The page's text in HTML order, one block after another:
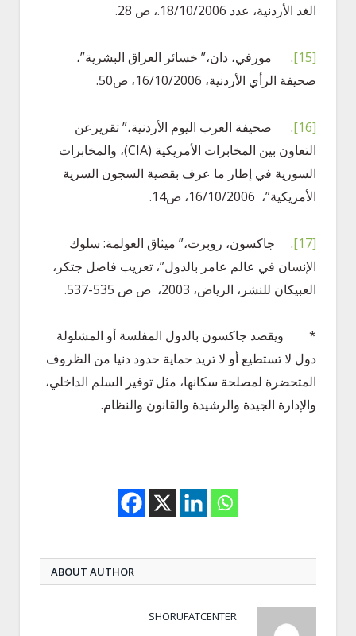
الغد الأردنية، عدد 18/10/2006.، ص 28.
[15]
. مورفي، دان،” خسائر العراق البشرية”،
صحيفة الرأي الأردنية، 16/10/2006، ص50.
[16]
. صحيفة العرب اليوم الأردنية،” تقريرعن
التعاون بين المخابرات الأمريكية (CIA)، والمخابرات
السورية في إطار ما عرف بقضية السجون السرية
الأمريكية”، 16/10/2006، ص14.
[17]
. جاكسون، روبرت،” ميثاق العولمة: سلوك
الإنسان في عالم عامر بالدول”، تعريب فاضل جتكر،
العبيكان للنشر، الرياض، 2003، ص ص 535-537.
* ويقصد جاكسون بالدول المفلسة أو المشلولة
دول لا تستطيع أو لا تريد حماية حدود دنيا من الظروف
المتحضرة لمصلحة سكانها، مثل توفير السلم الداخلي،
والإدارة الجيدة والرشيدة والقانون والنظام.
ABOUT AUTHOR
SHORUFATCENTER